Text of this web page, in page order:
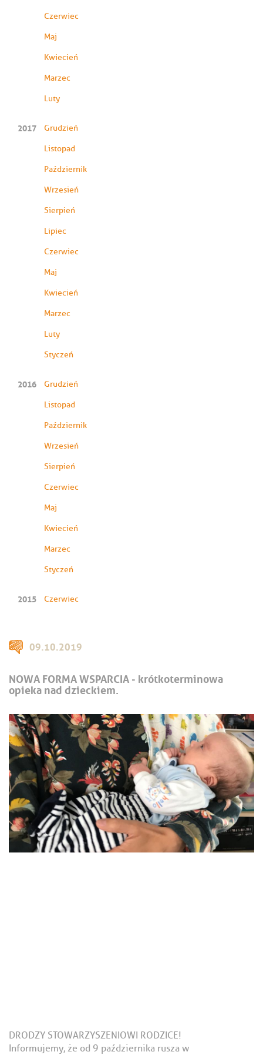
Czerwiec
Maj
Kwiecień
Marzec
Luty
2017 Grudzień
Listopad
Październik
Wrzesień
Sierpień
Lipiec
Czerwiec
Maj
Kwiecień
Marzec
Luty
Styczeń
2016 Grudzień
Listopad
Październik
Wrzesień
Sierpień
Czerwiec
Maj
Kwiecień
Marzec
Styczeń
2015 Czerwiec
09.10.2019
NOWA FORMA WSPARCIA - krótkoterminowa
opieka nad dzieckiem.
DRODZY STOWARZYSZENIOWI RODZICE!
Informujemy, że od 9 października rusza w